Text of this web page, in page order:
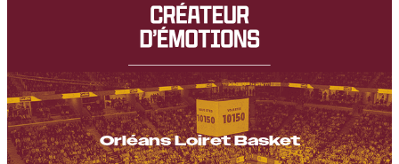
Orléans Loiret Basket